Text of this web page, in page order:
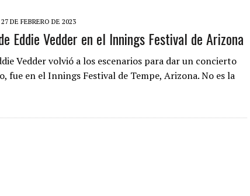
27 DE FEBRERO DE 2023
Eddie Vedder en el Innings Festival de Arizona
Vedder volvió a los escenarios para dar un concierto
fue en el Innings Festival de Tempe, Arizona. No es la